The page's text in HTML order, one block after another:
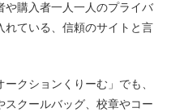
や購入者一人一人のプライバ
れている、信頼のサイトと言
クションくりーむ」でも、
クールバッグ、校章やコー